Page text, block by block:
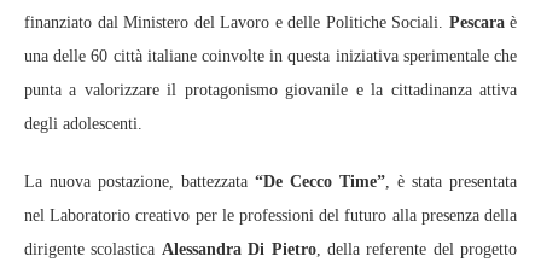
finanziato dal Ministero del Lavoro e delle Politiche Sociali. Pescaraè
una delle 60 città italiane coinvolte in questa iniziativa sperimentale che
punta a valorizzare il protagonismo giovanile e la cittadinanza attiva
degli adolescenti.
La nuova postazione, battezzata “De Cecco Time” , è stata presentata
nel Laboratorio creativo per le professioni del futuro alla presenza della
dirigente scolastica Alessandra Di Pietro, della referente del progetto